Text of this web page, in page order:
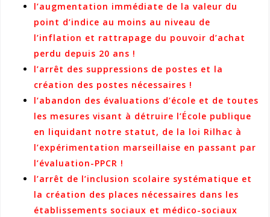
l’augmentation immédiate de la valeur du
point d’indice au moins au niveau de
l’inflation et rattrapage du pouvoir d’achat
perdu depuis 20 ans !
l’arrêt des suppressions de postes et la
création des postes nécessaires !
l’abandon des évaluations d’école et de toutes
les mesures visant à détruire l’École publique
en liquidant notre statut, de la loi Rilhac à
l’expérimentation marseillaise en passant par
l’évaluation-PPCR !
l’arrêt de l’inclusion scolaire systématique et
la création des places nécessaires dans les
établissements sociaux et médico-sociaux